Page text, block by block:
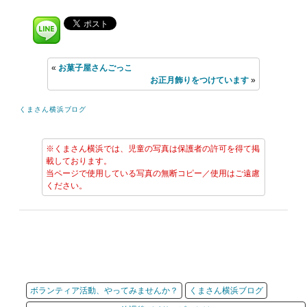
« お菓子屋さんごっこ
お正月飾りをつけています»
くまさん横浜ブログ
※くまさん横浜では、児童の写真は保護者の許可を得て掲
載しております。
当ページで使用している写真の無断コピー／使用はご遠慮
ください。
ボランティア活動、やってみませんか？
くまさん横浜ブログ